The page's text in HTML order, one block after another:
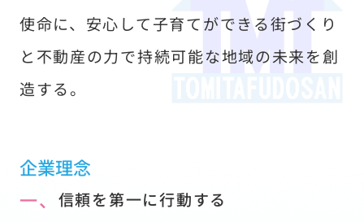
使命に、安心して子育てができる街づくり
と不動産の力で持続可能な地域の未来を創
造する。
企業理念
一、 信頼を第一に行動する